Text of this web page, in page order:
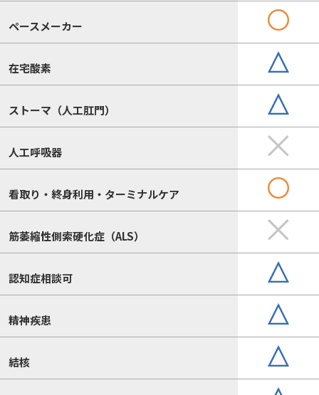
ペースメーカー
在宅酸素
ストーマ（人工肛門）
人工呼吸器
看取り・終身利用・ターミナルケア
筋萎縮性側索硬化症（ALS）
認知症相談可
精神疾患
結核